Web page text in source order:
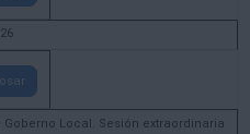
Goberno Local. Sesión extraordinaria